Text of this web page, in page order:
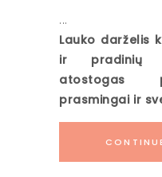
Lauko darželis
ir pradinių
atostogas
prasmingai ir